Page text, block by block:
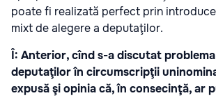
poate fi realizată perfect prin
mixt de alegere a deputaţilor.
Î: Anterior, cînd s-a discutat
deputaţilor în circumscripţii
expusă şi opinia că, în consecinţă, ar